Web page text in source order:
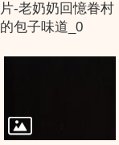
片-老奶奶回憶眷村
的包子味道_0